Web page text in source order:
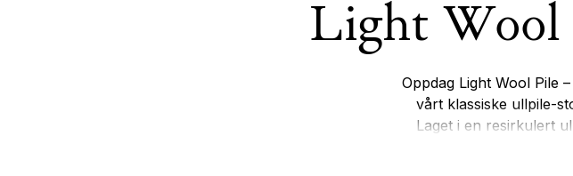
Light Wool
Oppdag Light Wool Pile
vårt klassiske ullpile-
Laget i en resirkulert
tekstilhåndverk